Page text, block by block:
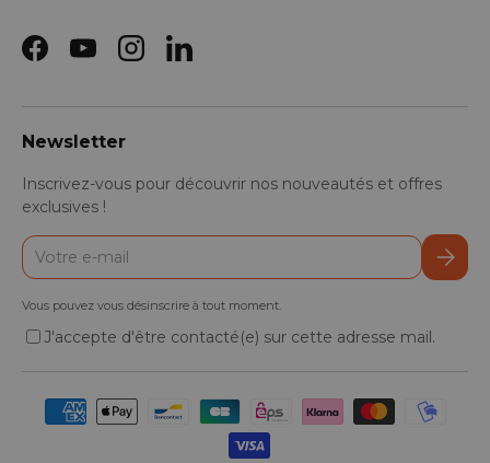
Facebook
YouTubeInstagramLinkedIn
Newsletter
Inscrivez-vous pour découvrir nos nouveautés et offres
exclusives !
E-mail
Vous pouvez vous désinscrire à tout moment.
J'accepte d'être contacté(e) sur cette adresse mail.
Moyens de paiement acceptés